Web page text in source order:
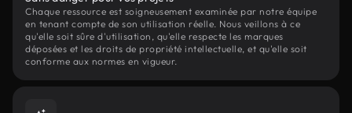
Chaque ressource est soigneusement examinée par notre équipe
en tenant compte de son utilisation réelle. Nous veillons à ce
qu'elle soit sûre d'utilisation, qu'elle respecte les marques
déposées et les droits de propriété intellectuelle, et qu'elle soit
conforme aux normes en vigueur.